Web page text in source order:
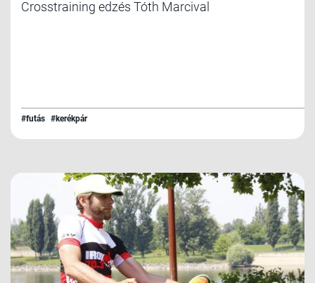
Crosstraining edzés Tóth Marcival
#futás #kerékpár